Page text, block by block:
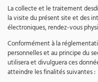
La collecte et le traitement
la visite du présent site et des
électroniques, rendez-vous
Conformément à la
personnelles et au principe du
utilisera et divulguera ces
atteindre les finalités suivantes :